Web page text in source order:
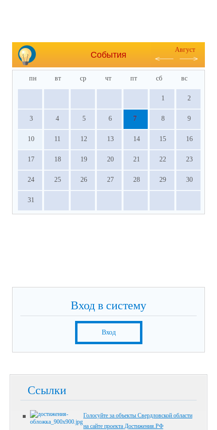
События
Август
пн вт ср чт пт сб вс
1 2
3 4 5 6 7 8 9
10 11 12 13 14 15 16
17 18 19 20 21 22 23
24 25 26 27 28 29 30
31
Вход в систему
Вход
Ссылки
Голосуйте за объекты Свердловской области
на сайте проекта Достижения.РФ